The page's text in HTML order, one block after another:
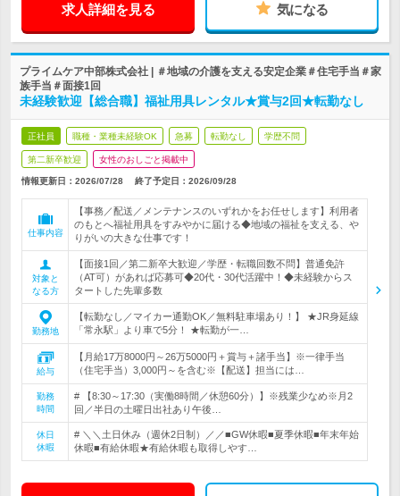
求人詳細を見る 気になる
プライムケア中部株式会社 | ＃地域の介護を支える安定企業＃住宅手当＃家
族手当＃面接1回
未経験歓迎【総合職】福祉用具レンタル★賞与2回★転勤なし
正社員 職種・業種未経験OK 急募 転勤なし 学歴不問
第二新卒歓迎 女性のおしごと掲載中
情報更新日：2026/07/28 終了予定日： 2026/09/28
仕事内容
【事務／配送／メンテナンスのいずれかをお任せします】利用者
のもとへ福祉用具をすみやかに届ける◆地域の福祉を支える、や
りがいの大きな仕事です！
対象と
なる方
【面接1回／第二新卒大歓迎／学歴・転職回数不問】普通免許
（AT可）があれば応募可◆20代・30代活躍中！◆未経験からス
タートした先輩多数
勤務地
【転勤なし／マイカー通勤OK／無料駐車場あり！】 ★JR身延線
「常永駅」より車で5分！ ★転勤が一…
給与
【月給17万8000円～26万5000円＋賞与＋諸手当】※一律手当
（住宅手当）3,000円～を含む※【配送】担当には…
勤務
時間
# 【8:30～17:30（実働8時間／休憩60分）】※残業少なめ※月2
回／半日の土曜日出社あり午後…
休日
休暇
# ＼＼土日休み（週休2日制）／／■GW休暇■夏季休暇■年末年始
休暇■有給休暇★有給休暇も取得しやす…